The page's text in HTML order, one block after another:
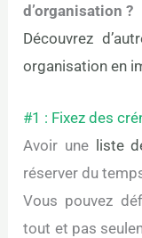
d’organisation ?
Découvrez
organisation en
#1 : Fixez des
Avoir une
liste
réserver du
Vous pouvez
tout et pas